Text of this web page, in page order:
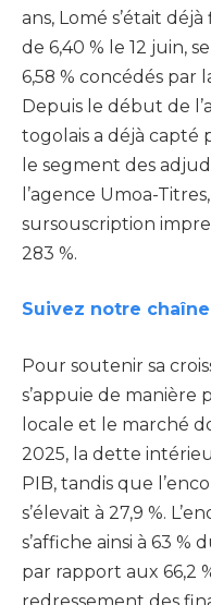
ans, Lomé s’était
de 6,40 % le 12 juin,
6,58 % concédés par
Depuis le début de
togolais a déjà capté
le segment des
l’agence Umoa-
sursouscription
283 %.
Suivez notre
Pour soutenir sa
s’appuie de manière
locale et le marché
2025, la dette
PIB, tandis que
s’élevait à 27,9 %.
s’affiche ainsi à 63
par rapport aux 66,2